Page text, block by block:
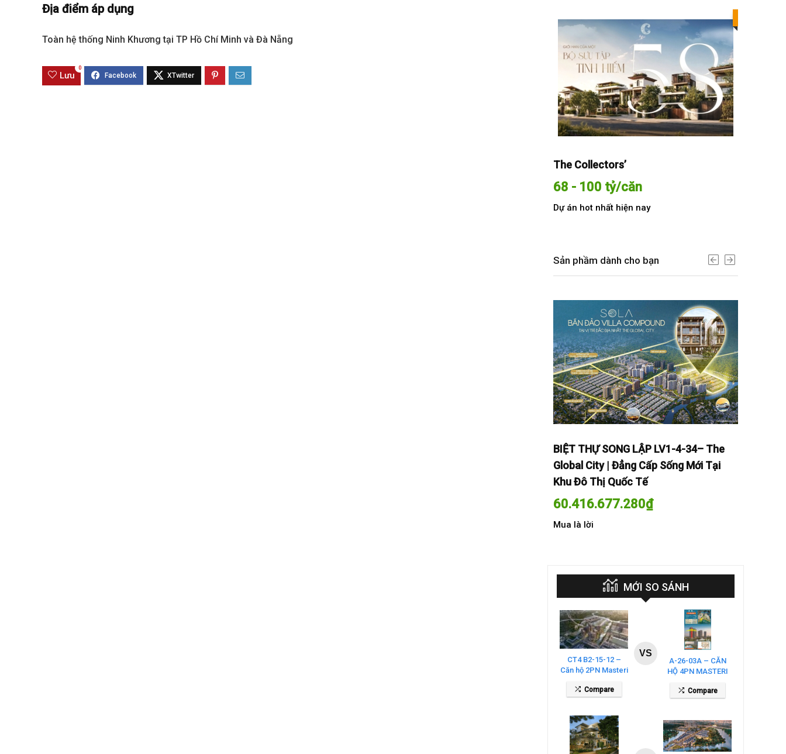
Địa điểm áp dụng
Toàn hệ thống Ninh Khương tại TP Hồ Chí Minh và Đà Nẵng
Lưu
0
The Collectors’
68 - 100 tỷ/căn
Dự án hot nhất hiện nay
Sản phầm dành cho bạn
BIỆT THỰ SONG LẬP LV1-4-34– The
Global City | Đẳng Cấp Sống Mới Tại
Khu Đô Thị Quốc Tế
60.416.677.280₫
Mua là lời
MỚI SO SÁNH
CT4 B2-15-12 –
Căn hộ 2PN Masteri
Compare
VS
A-26-03A – CĂN
HỘ 4PN MASTERI
COSMO CENTRAL
– THE GLOBAL
Compare